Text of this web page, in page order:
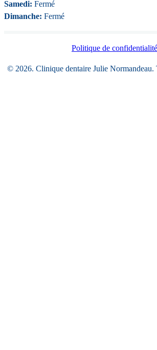
Samedi: Fermé
Dimanche: Fermé
Politique de confidentialité
© 2026. Clinique dentaire Julie Normandeau.